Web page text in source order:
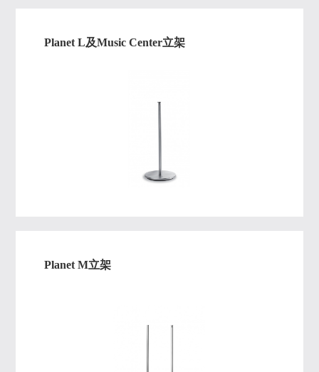
Planet L及Music Center立架
Planet M立架